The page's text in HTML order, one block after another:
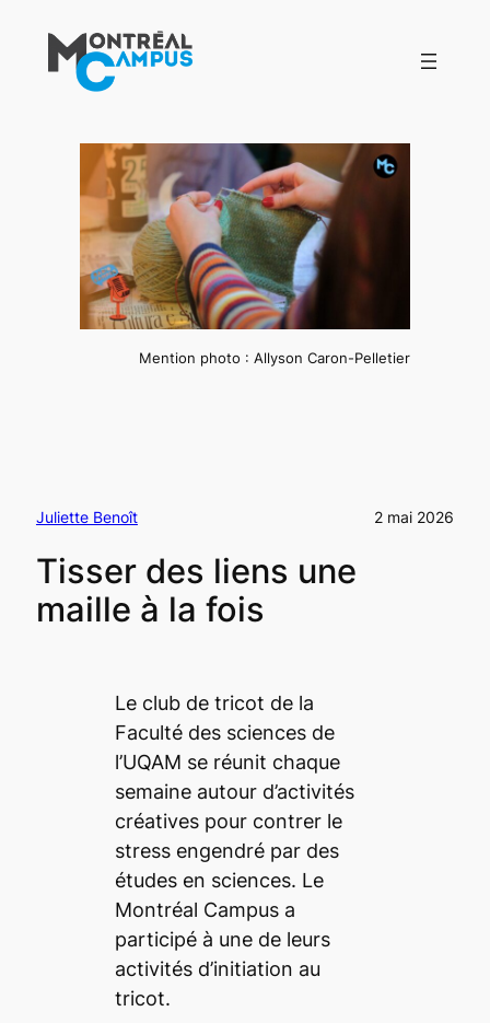
contenu
Mention photo : Allyson Caron-Pelletier
Juliette Benoît 2 mai 2026
Tisser des liens une
maille à la fois
Le club de tricot de la
Faculté des sciences de
l’UQAM se réunit chaque
semaine autour d’activités
créatives pour contrer le
stress engendré par des
études en sciences. Le
Montréal Campusa
participé à une de leurs
activités d’initiation au
tricot.